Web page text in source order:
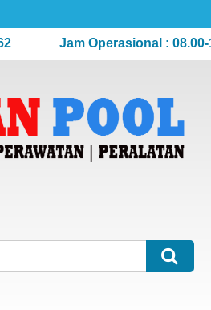
Jam Operasional : 08.00-